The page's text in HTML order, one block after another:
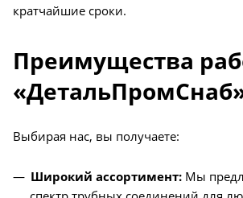
кратчайшие сроки.
Преимущества
Выбирая нас, вы получаете:
Широкий ассортимент: Мы